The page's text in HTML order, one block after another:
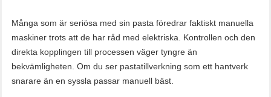
Många som är seriösa med sin pasta föredrar faktiskt manuella
maskiner trots att de har råd med elektriska. Kontrollen och den
direkta kopplingen till processen väger tyngre än
bekvämligheten. Om du ser pastatillverkning som ett hantverk
snarare än en syssla passar manuell bäst.